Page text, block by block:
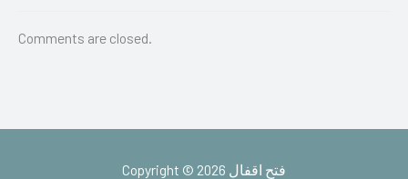
Comments are closed.
Copyright © 2026 فتح اقفال